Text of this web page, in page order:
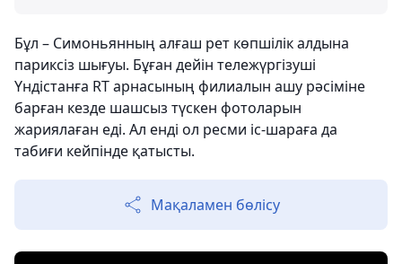
Бұл – Симоньянның алғаш рет көпшілік алдына
париксіз шығуы. Бұған дейін тележүргізуші
Үндістанға RT арнасының филиалын ашу рәсіміне
барған кезде шашсыз түскен фотоларын
жариялаған еді. Ал енді ол ресми іс-шараға да
табиғи кейпінде қатысты.
Мақаламен бөлісу